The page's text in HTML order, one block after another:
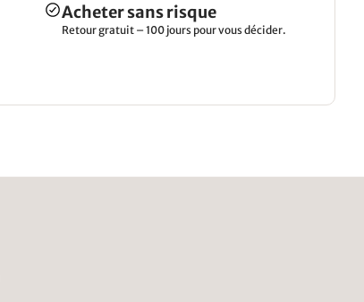
Acheter sans risque
Retour gratuit – 100 jours pour vous décider.